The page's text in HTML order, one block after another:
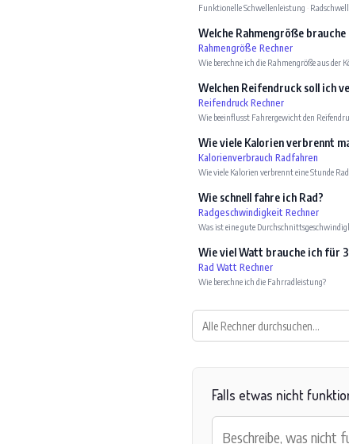
Funktionelle Schwellenleistung
Welche Rahmengröße brauche
Rahmengröße Rechner
Wie berechne ich die Rahmengröße aus der
Welchen Reifendruck soll ich
Reifendruck Rechner
Wie beeinflusst Fahrergewicht den
Wie viele Kalorien verbrennt
Kalorienverbrauch Radfahren
Wie viele Kalorien verbrennt eine Stunde
Wie schnell fahre ich Rad?
Radgeschwindigkeit Rechner
Was ist eine gute
Wie viel Watt brauche ich für
Rad Watt Rechner
Wie berechne ich die Fahrradleistung?
Falls etwas nicht